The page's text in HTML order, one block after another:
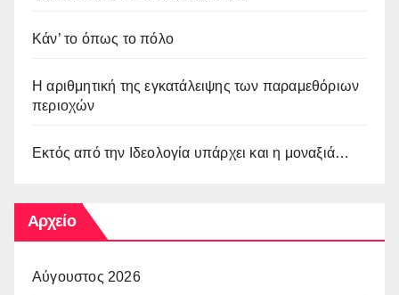
Κάν’ το όπως το πόλο
Η αριθμητική της εγκατάλειψης των παραμεθόριων
περιοχών
Εκτός από την Ιδεολογία υπάρχει και η μοναξιά…
Αρχείο
Αύγουστος 2026